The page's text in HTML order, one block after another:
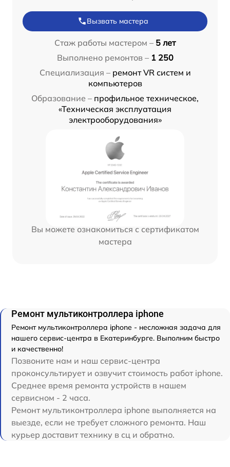
Вызвать мастера
Стаж работы мастером – 5 лет
Выполнено ремонтов – 1 250
Специализация – ремонт VR систем и
компьютеров
Образование – профильное техническое,
«Техническая эксплуатация
электрооборудования»
Вы можете ознакомиться с сертификатом
мастера
Ремонт мультиконтроллера iphone
Ремонт мультиконтроллера iphone - несложная задача для
нашего сервис-центра в Екатеринбурге. Выполним быстро
и качественно!
Позвоните нам и наш сервис-центра
проконсультирует и озвучит стоимость работ iphone.
Среднее время ремонта устройств в нашем
сервисном - 2 часа.
Ремонт мультиконтроллера iphone выполняется на
выезде, если не требует сложного ремонта. Наш
курьер доставит технику в сц и обратно.